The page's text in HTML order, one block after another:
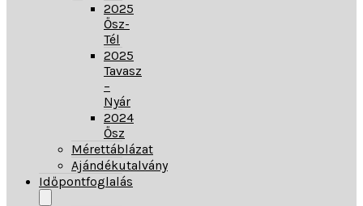
2025
Ősz-
Tél
2025
Tavasz
–
Nyár
2024
Ősz
Mérettáblázat
Ajándékutalvány
Időpontfoglalás